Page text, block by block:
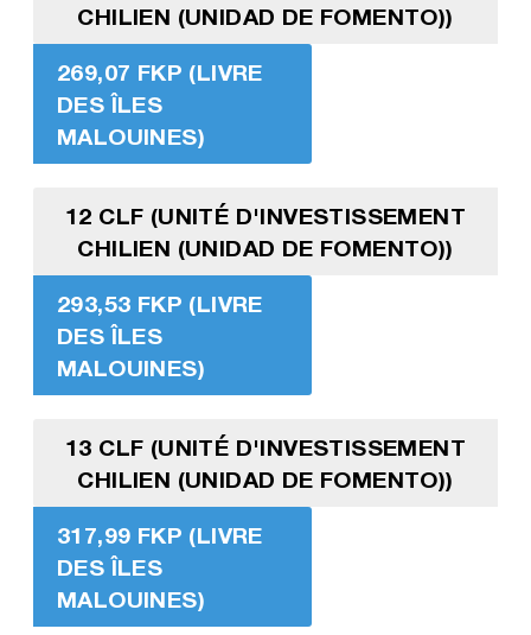
CHILIEN (UNIDAD DE FOMENTO))
269,07 FKP (LIVRE
DES ÎLES
MALOUINES)
12 CLF (UNITÉ D'INVESTISSEMENT
CHILIEN (UNIDAD DE FOMENTO))
293,53 FKP (LIVRE
DES ÎLES
MALOUINES)
13 CLF (UNITÉ D'INVESTISSEMENT
CHILIEN (UNIDAD DE FOMENTO))
317,99 FKP (LIVRE
DES ÎLES
MALOUINES)